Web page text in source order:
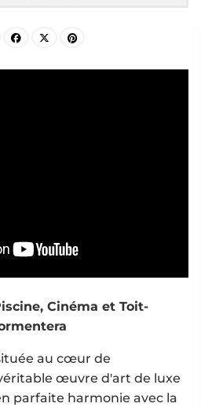
œuvre d'art de luxe
parfaite harmonie avec la